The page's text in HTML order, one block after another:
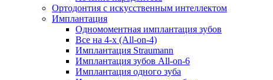
Ортодонтия с искусственным интеллектом
Имплантация
Одномоментная имплантация зубов
Все на 4-х (All-on-4)
Имплантация Straumann
Имплантация зубов All-on-6
Имплантация одного зуба